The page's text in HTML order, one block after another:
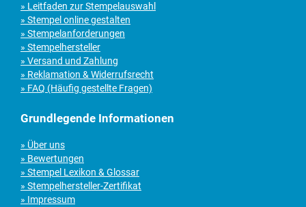
» Leitfaden zur Stempelauswahl
» Stempel online gestalten
» Stempelanforderungen
» Stempelhersteller
» Versand und Zahlung
» Reklamation & Widerrufsrecht
» FAQ (Häufig gestellte Fragen)
Grundlegende Informationen
» Über uns
» Bewertungen
» Stempel Lexikon & Glossar
» Stempelhersteller-Zertifikat
» Impressum